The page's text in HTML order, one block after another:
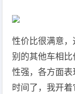
性价比很满意
别的其他车相
性强，各方面
时间了，我开着